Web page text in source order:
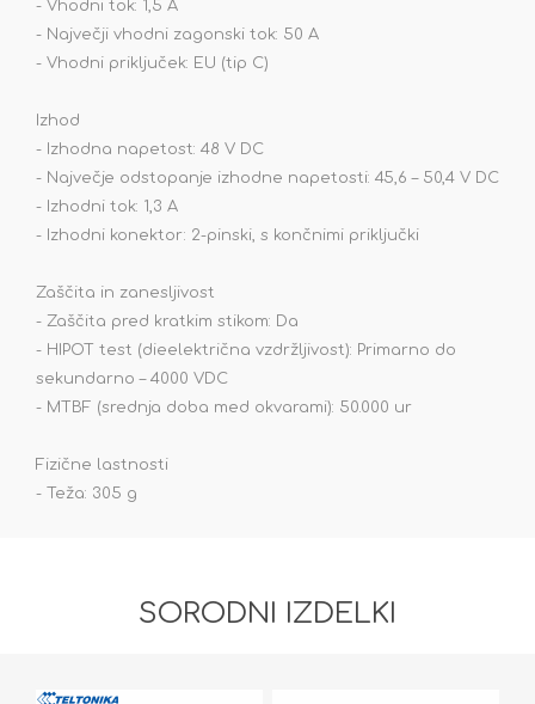
- Vhodni tok: 1,5 A
- Največji vhodni zagonski tok: 50 A
- Vhodni priključek: EU (tip C)
Izhod
- Izhodna napetost: 48 V DC
- Največje odstopanje izhodne napetosti: 45,6 – 50,4 V DC
- Izhodni tok: 1,3 A
- Izhodni konektor: 2-pinski, s končnimi priključki
Zaščita in zanesljivost
- Zaščita pred kratkim stikom: Da
- HIPOT test (dieelektrična vzdržljivost): Primarno do
sekundarno – 4000 VDC
- MTBF (srednja doba med okvarami): 50.000 ur
Fizične lastnosti
- Teža: 305 g
SORODNI IZDELKI